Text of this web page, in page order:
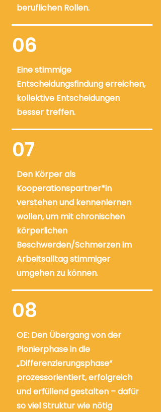
beruflichen Rollen.
06
Eine stimmige
Entscheidungsfindung erreichen,
kollektive Entscheidungen
besser treffen.
07
Den Körper als
Kooperationspartner*in
verstehen und kennenlernen
wollen, um mit chronischen
körperlichen
Beschwerden/Schmerzen im
Arbeitsalltag stimmiger
umgehen zu können.
08
OE: Den Übergang von der
Pionierphase in die
„Differenzierungsphase“
prozessorientiert, erfolgreich
und erfüllend gestalten – dafür
so viel Struktur wie nötig